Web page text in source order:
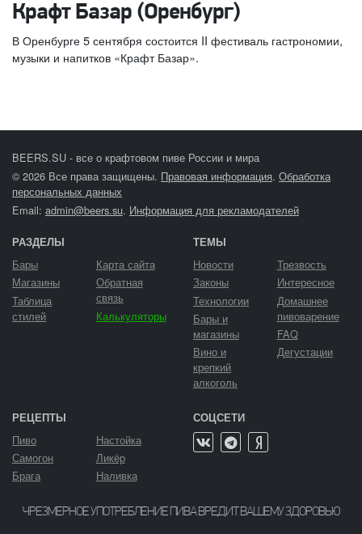
Крафт Базар (Оренбург)
В Оренбурге 5 сентября состоится II фестиваль гастрономии,
музыки и напитков «Крафт Базар».
BEERS.SU - все о крафтовом пиве России и мира
© 2026 Все права защищены. Правовая информация. Обработка
персональных данных
Email: admin@beers.su. Информация для рекламодателей
РАЗДЕЛЫ
Бары
Магазины
Таблица
стилей
Карта сайта
Обратная
связь
Калькуляторы
ТЕМЫ
Новости
Законы
Технологии
Бары и
магазины
Вино и
крепкий
алкоголь
Трезвость
Интересное
Домашнее
пивоварение
FAQ
Дегустации
РЕЦЕПТЫ
Пиво
Самогон
Брага
Настойка
Ликёр
Наливка
СОЦСЕТИ
ЧРЕЗМЕРНОЕ УПОТРЕБЛЕНИЕ ПИВА ВРЕДИТ ВАШЕМУ ЗДОРОВЬЮ